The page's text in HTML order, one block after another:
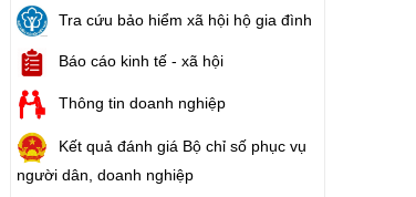
Tra cứu bảo hiểm xã hội hộ gia đình
Báo cáo kinh tế - xã hội
Thông tin doanh nghiệp
Kết quả đánh giá Bộ chỉ số phục vụ
người dân, doanh nghiệp